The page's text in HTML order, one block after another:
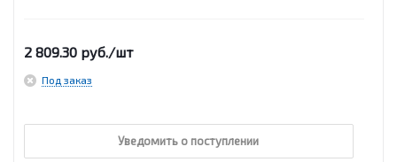
2 809.30 руб./шт
Под заказ
Уведомить о поступлении